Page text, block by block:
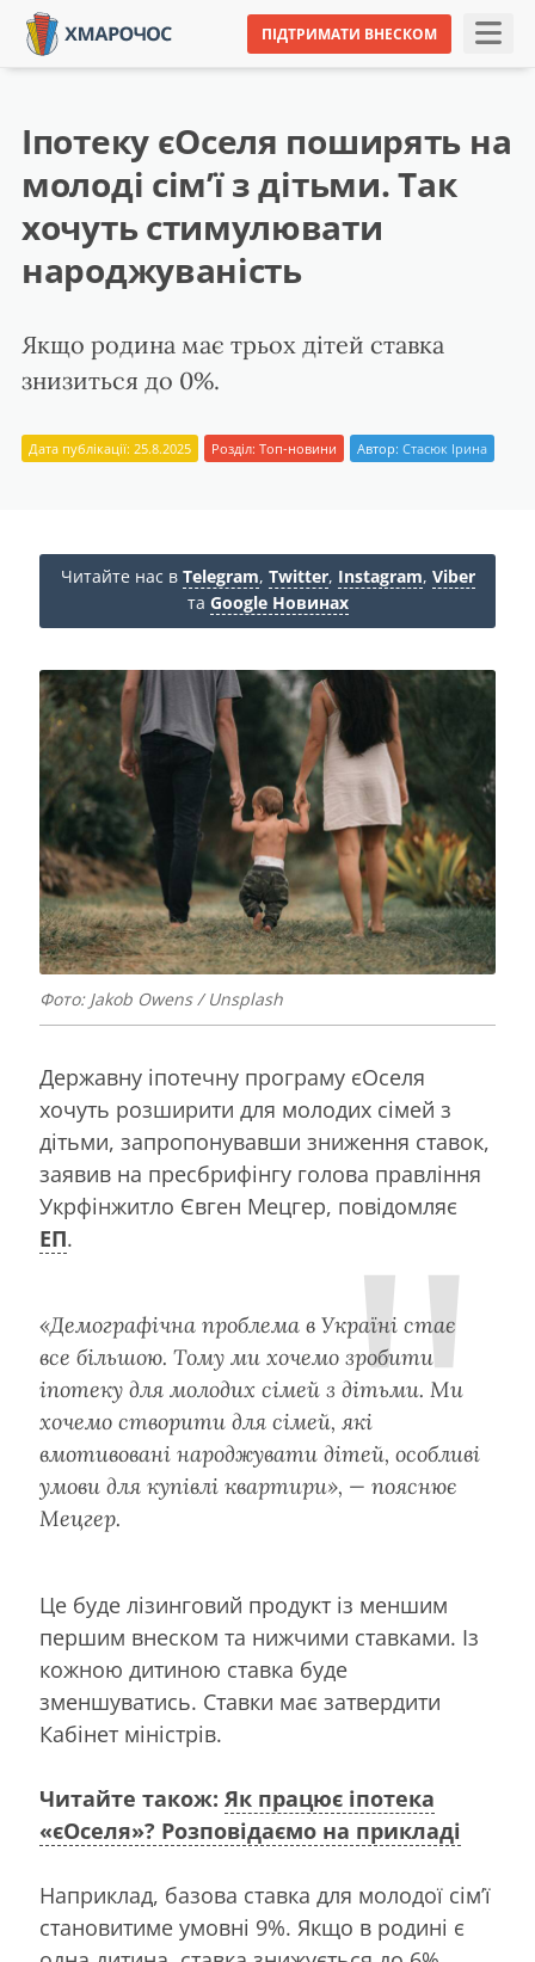
ПІДТРИМАТИ ВНЕСКОМ
Іпотеку єОселя поширять на
молоді сім’ї з дітьми. Так
хочуть стимулювати
народжуваність
Якщо родина має трьох дітей ставка
знизиться до 0%.
Дата публікації: 25.8.2025 Розділ: Топ-новини Автор: Стасюк Ірина
Читайте нас в Telegram, Twitter, Instagram, Viber
та Google Новинах
Фото: Jakob Owens / Unsplash
Державну іпотечну програму єОселя
хочуть розширити для молодих сімей з
дітьми, запропонувавши зниження ставок,
заявив на пресбрифінгу голова правління
Укрфінжитло Євген Мецгер, повідомляє
ЕП.
«Демографічна проблема в Україні стає
все більшою. Тому ми хочемо зробити
іпотеку для молодих сімей з дітьми. Ми
хочемо створити для сімей, які
вмотивовані народжувати дітей, особливі
умови для купівлі квартири», — пояснює
Мецгер.
Це буде лізинговий продукт із меншим
першим внеском та нижчими ставками. Із
кожною дитиною ставка буде
зменшуватись. Ставки має затвердити
Кабінет міністрів.
Читайте також: Як працює іпотека
«єОселя»? Розповідаємо на прикладі
Наприклад, базова ставка для молодої сім’ї
становитиме умовні 9%. Якщо в родині є